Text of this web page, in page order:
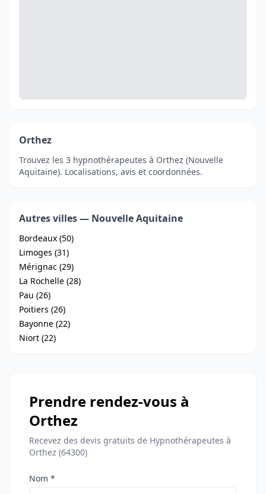
Orthez
Trouvez les 3 hypnothérapeutes à Orthez (Nouvelle
Aquitaine). Localisations, avis et coordonnées.
Autres villes — Nouvelle Aquitaine
Bordeaux (50)
Limoges (31)
Mérignac (29)
La Rochelle (28)
Pau (26)
Poitiers (26)
Bayonne (22)
Niort (22)
Prendre rendez-vous à
Orthez
Recevez des devis gratuits de Hypnothérapeutes à
Orthez (64300)
Nom *